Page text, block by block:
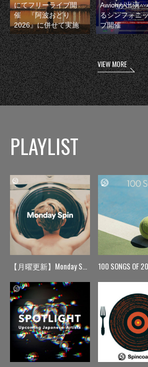
にてフリーライブ開
催 『阿波おどり
2026』に併せて実施
Awichが出演
るシンフォニ
ブ開催
VIEW MORE
PLAYLIST
【月曜更新】Monday Spin 100 SONGS OF